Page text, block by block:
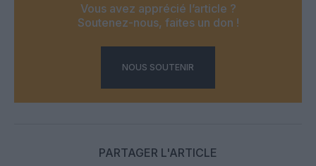
Vous avez apprécié l’article ?
Soutenez-nous, faites un don !
NOUS SOUTENIR
PARTAGER L'ARTICLE